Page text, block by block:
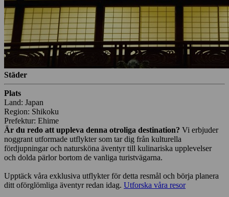
Städer
Plats
Land: Japan
Region: Shikoku
Prefektur: Ehime
Är du redo att uppleva denna otroliga destination? Vi erbjuder
noggrant utformade utflykter som tar dig från kulturella
fördjupningar och natursköna äventyr till kulinariska upplevelser
och dolda pärlor bortom de vanliga turistvägarna.
Upptäck våra exklusiva utflykter för detta resmål och börja planera
ditt oförglömliga äventyr redan idag. Utforska våra resor